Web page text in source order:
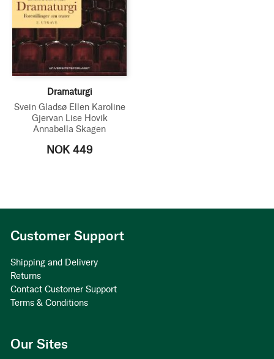
Dramaturgi
Svein Gladsø Ellen Karoline
Gjervan Lise Hovik
Annabella Skagen
NOK 449
Customer Support
Shipping and Delivery
Returns
Contact Customer Support
Terms & Conditions
Our Sites